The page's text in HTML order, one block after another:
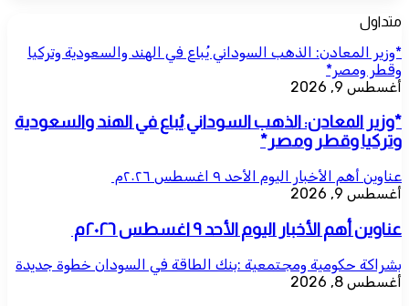
متداول
*وزير المعادن: الذهب السوداني يُباع في الهند والسعودية وتركيا
وقطر ومصر*
أغسطس 9, 2026
*وزير المعادن: الذهب السوداني يُباع في الهند والسعودية
وتركيا وقطر ومصر*
عناوين أهم الأخبار اليوم الأحد ٩ اغسطس ٢٠٢٦م ​
أغسطس 9, 2026
عناوين أهم الأخبار اليوم الأحد ٩ اغسطس ٢٠٢٦م ​
بشراكة حكومية ومجتمعية :بنك الطاقة في السودان خطوة جديدة
أغسطس 8, 2026